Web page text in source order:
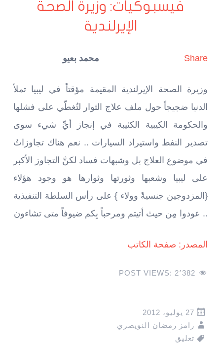
فيسبوكيات: وزيرة الصحة
الإيرلندية
Share محمد بعيو
وزيرة الصحة الإيرلندية المقيمة مؤقتاً في ليبيا تملأ
الدنيا ضجيجاً حول ملف علاج الثوار لتُغطّي على فشلها
والحكومة الكيبية الكئيبة في إنجاز أيِّ شيء سوى
تصدير النفط واستيراد السيارات .. نعم هناك تجاوزاتٌ
في موضوع العلاج بل وشبهات فساد لكنَّ التجاوز الأكبر
على ليبيا وشعبها وثورتها وثوارها هو وجود هؤلاء
{المزدوجين جنسيةً وولاء } على رأس السلطة التنفيذية
.. عودوا مِن حيث أتيتم ومرحباً بِكم ضيوفاً متى تشاءون
المصدر: صفحة الكاتب
POST VIEWS: 2٬382
27 يوليو، 2012
رامز رمضان النويصري
تعليق